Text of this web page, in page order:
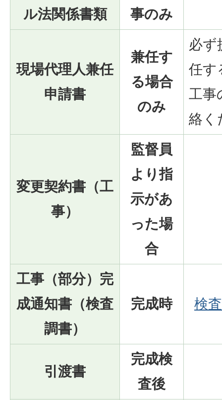
ル法関係書類
事のみ
現場代理人兼任
申請書
兼任す
る場合
のみ
必ず
任す
工事
絡く
変更契約書（工
事）
監督員
より指
示があ
った場
合
工事（部分）完
成通知書（検査
調書）
完成時 検
引渡書
完成検
査後